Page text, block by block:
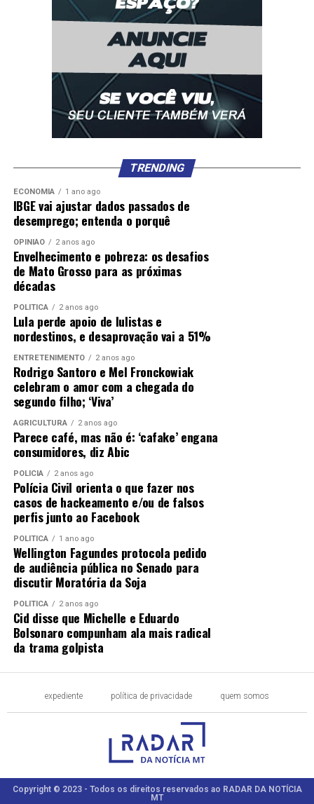
TRENDING
ECONOMIA 1 ano ago
IBGE vai ajustar dados passados de
desemprego; entenda o porquê
OPINIÃO 2 anos ago
Envelhecimento e pobreza: os desafios
de Mato Grosso para as próximas
décadas
POLÍTICA 2 anos ago
Lula perde apoio de lulistas e
nordestinos, e desaprovação vai a 51%
ENTRETENIMENTO 2 anos ago
Rodrigo Santoro e Mel Fronckowiak
celebram o amor com a chegada do
segundo filho; ‘Viva’
AGRICULTURA 2 anos ago
Parece café, mas não é: ‘cafake’ engana
consumidores, diz Abic
POLÍCIA 2 anos ago
Polícia Civil orienta o que fazer nos
casos de hackeamento e/ou de falsos
perfis junto ao Facebook
POLÍTICA 1 ano ago
Wellington Fagundes protocola pedido
de audiência pública no Senado para
discutir Moratória da Soja
POLÍTICA 2 anos ago
Cid disse que Michelle e Eduardo
Bolsonaro compunham ala mais radical
da trama golpista
expediente política de privacidade quem somos
Copyright © 2023 - Todos os direitos reservados ao RADAR DA NOTÍCIA
MT